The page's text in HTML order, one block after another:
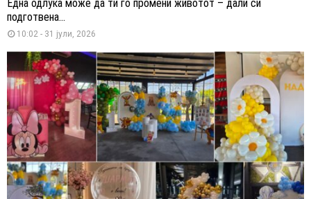
Една одлука може да ти го промени животот – дали си
подготвена...
10:02 - 31 јули, 2026